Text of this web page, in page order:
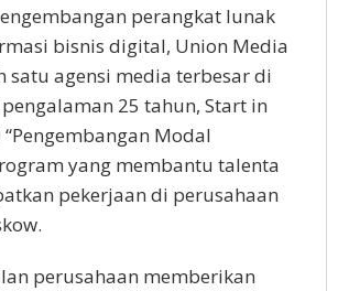
perangkat lunak
bisnis digital, Union Media
satu agensi media terbesar di
25 tahun, Start in
“Pengembangan Modal
yang membantu talenta
pekerjaan di perusahaan
perusahaan memberikan